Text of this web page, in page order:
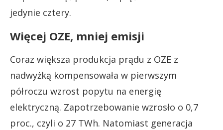
jedynie cztery.
Więcej OZE, mniej emisji
Coraz większa produkcja prądu z OZE z
nadwyżką kompensowała w pierwszym
półroczu wzrost popytu na energię
elektryczną. Zapotrzebowanie wzrosło o 0,7
proc., czyli o 27 TWh. Natomiast generacja